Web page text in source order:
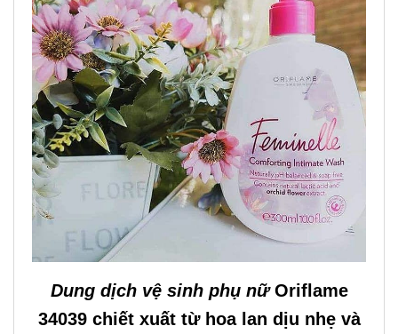
Dung dịch vệ sinh phụ nữOriflame
34039 chiết xuất từ hoa lan dịu nhẹ và